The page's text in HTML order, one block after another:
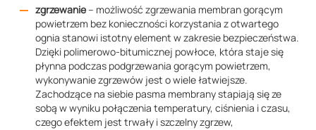
zgrzewanie– możliwość zgrzewania membran gorącym
powietrzem bez konieczności korzystania z otwartego
ognia stanowi istotny element w zakresie bezpieczeństwa.
Dzięki polimerowo-bitumicznej powłoce, która staje się
płynna podczas podgrzewania gorącym powietrzem,
wykonywanie zgrzewów jest o wiele łatwiejsze.
Zachodzące na siebie pasma membrany stapiają się ze
sobą w wyniku połączenia temperatury, ciśnienia i czasu,
czego efektem jest trwały i szczelny zgrzew,